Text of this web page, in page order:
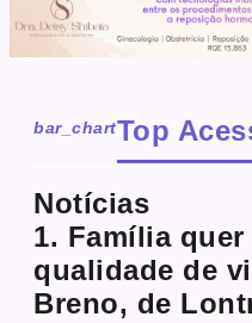
bar_chartTop
Notícias
1. Família
qualidade de
Breno, de